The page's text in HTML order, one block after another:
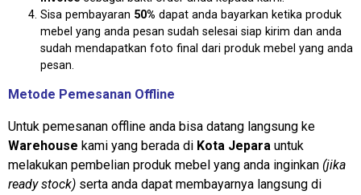
Sisa pembayaran 50% dapat anda bayarkan ketika produk
mebel yang anda pesan sudah selesai siap kirim dan anda
sudah mendapatkan foto final dari produk mebel yang anda
pesan.
Metode Pemesanan Offline
Untuk pemesanan offline anda bisa datang langsung ke
Warehouse kami yang berada di Kota Jepara untuk
melakukan pembelian produk mebel yang anda inginkan (jika
ready stock) serta anda dapat membayarnya langsung di